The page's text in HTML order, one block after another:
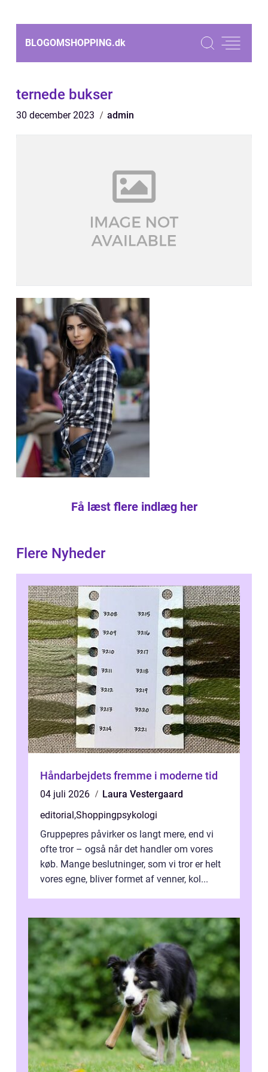
BLOGOMSHOPPING.dk
ternede bukser
30 december 2023 admin
Få læst flere indlæg her
Flere Nyheder
Håndarbejdets fremme i moderne tid
04 juli 2026
Laura Vestergaard
editorial,Shoppingpsykologi
Gruppepres påvirker os langt mere, end vi
ofte tror – også når det handler om vores
køb. Mange beslutninger, som vi tror er helt
vores egne, bliver formet af venner, kol...